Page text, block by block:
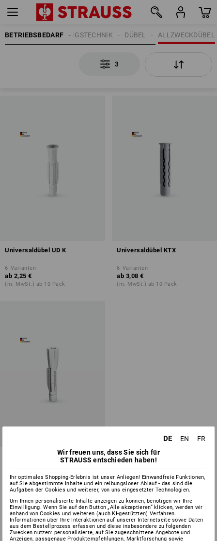
BETRIEBSBEDARF ALLZWECKDÜBEL
DÜBEL
BEFESTIGUNGSTECHNIK
3
Universaldübel UD K
6 Varianten
ab 2,25 €
(m. MwSt.) ab 10 Pack
Universaldübel KTX
6 Varianten
ab 3,08 €
(m. MwSt.) ab 10 Pack
Universaldübel UD
Varianten
ab 2,13 €
(m. MwSt.) ab 10 Pack
Sie haben sich bereits 3 von 3 Artikeln angesehen.
DE EN
FR
Wir freuen uns, dass Sie sich für
STRAUSS entschieden haben!
Ihr optimales Shopping-Erlebnis ist unser Anliegen! Einwandfreie Funktionen,
auf Sie abgestimmte Inhalte und ein reibungsloser Ablauf - das sind die
Aufgaben der Cookies und weiterer, von uns eingesetzter Technologien.
Um Ihnen personalisierte Inhalte anzeigen zu können, benötigen wir Ihre
Einwilligung. Wenn Sie auf den Button „Alle akzeptieren“ klicken, werden wir
anhand von Cookies und weiteren (auch KI-gestützten) Verfahren
Informationen über Ihre Interaktionen auf unserer Internetseite sowie Daten
aus dem Bestellprozess erfassen und diese insbesondere zu folgenden
Zwecken nutzen: personalisierte, auf Sie zugeschnittene Angebote und
Anzeigen, passgenaue Produktempfehlungen, Marktforschung sowie